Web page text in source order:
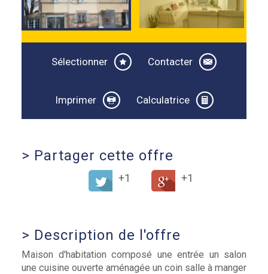
Sélectionner Contacter
Imprimer Calculatrice
> Partager cette offre
+1 +1
> Description de l'offre
Maison d'habitation composé une entrée un salon
une cuisine ouverte aménagée un coin salle à manger